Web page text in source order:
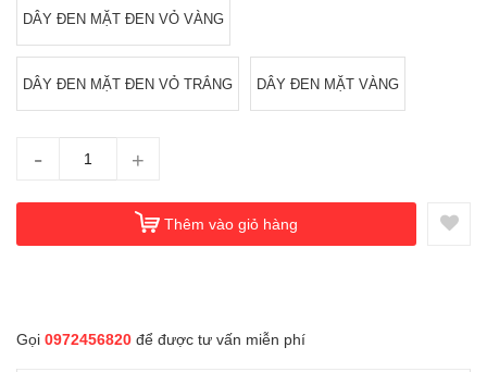
DÂY ĐEN MẶT ĐEN VỎ VÀNG
DÂY ĐEN MẶT ĐEN VỎ TRẮNG DÂY ĐEN MẶT VÀNG
- +
Thêm vào giỏ hàng
Gọi 0972456820 để được tư vấn miễn phí